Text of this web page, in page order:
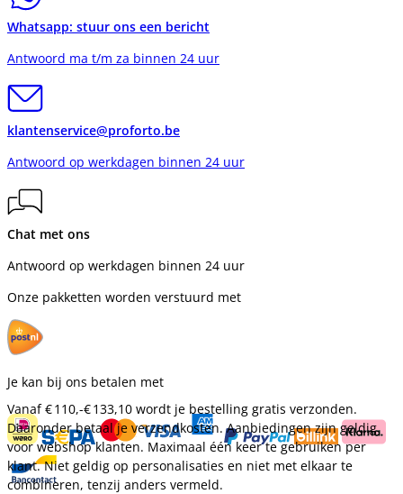
Whatsapp: stuur ons een bericht
Antwoord ma t/m za binnen 24 uur
klantenservice@proforto.be
Antwoord op werkdagen binnen 24 uur
Chat met ons
Antwoord op werkdagen binnen 24 uur
Onze pakketten worden verstuurd met
Je kan bij ons betalen met
Vanaf€ 110,-€ 133,10 wordt je bestelling gratis verzonden.
Daaronder betaal je verzendkosten. Aanbiedingen zijn geldig
voor webshop klanten. Maximaal één keer te gebruiken per
klant. Niet geldig op personalisaties en niet met elkaar te
combineren, tenzij anders vermeld.